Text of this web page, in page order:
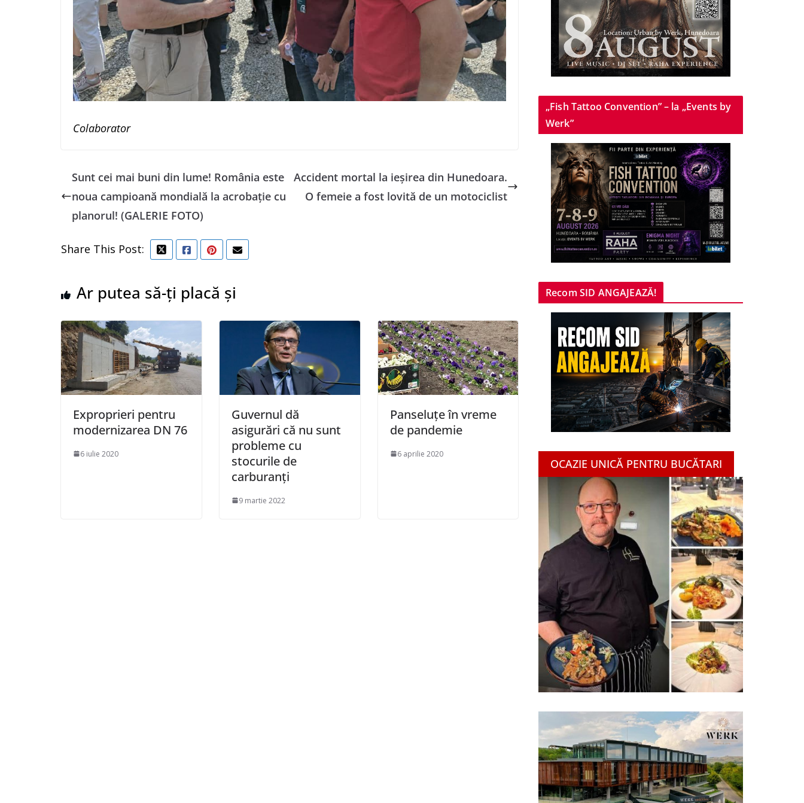
Colaborator
Sunt cei mai buni din lume! România este
noua campioană mondială la acrobaţie cu
planorul! (GALERIE FOTO)
Accident mortal la ieșirea din Hunedoara.
O femeie a fost lovită de un motociclist
Share This Post:
Ar putea să-ți placă și
Exproprieri pentru
modernizarea DN 76
6 iulie 2020
Guvernul dă
asigurări că nu sunt
probleme cu
stocurile de
carburanţi
9 martie 2022
Panseluțe în vreme
de pandemie
6 aprilie 2020
„Fish Tattoo Convention” – la „Events by
Werk”
Recom SID ANGAJEAZĂ!
OCAZIE UNICĂ PENTRU BUCĂTARI